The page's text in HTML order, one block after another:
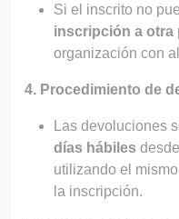
Si el inscrito no
inscripción a otra
organización con
4. Procedimiento de
Las devoluciones
días hábiles
utilizando el
la inscripción.